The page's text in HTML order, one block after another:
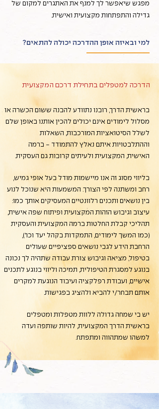
בראשית הדרך, רובנו נתוודע להבנה ששום הכשרה או
מסלול לימודים אינם יכולים להכין אותנו באופן שלם
לשלל הסיטואציות המורכבות, השאלות
וההתלבטויות איתם נאלץ להתמודד - ברמה
האישית, המקצועית ולעיתים קרובות גם העסקית.
בליווי מסוג זה אנו מיישמות מודל בעל אופי גמיש,
רחב ומשתנה לפי הצורך. המשמעות היא שנוכל לנוע
בין נושאים ותכנים רלוונטיים המעסיקים אותך כמו:
עיצוב וגיבוש הזהות המקצועית ופיתוח שפה אישית,
תהליכי קבלת החלטות ברמה המקצועית והעסקית
(כמו המשך לימודים, התמקדות בקהל יעד וכו'),
הרחבת הידע לגבי נושאים ספציפיים שעולים
בטיפול, מציאה וגיבוש צורת עבודה שתהיה לך נכונה
בנוגע למסגרת הטיפולית, תמיכה וליווי בנוגע לתכנים
אישיים, ועבודת רפלקציה ועיבוד הנוגעת למקרים
אותם תבחר/י להביא ולהציג בפגישות.
יש בי שמחה גדולה ללוות מטפלות ומטפלים
בראשית הדרך המקצועית, להיות שותפה ועדה
למשהו שמתהווה ומתפתח.
הדרכה למטפלים בתחילת דרכם המקצועית
מפגש שיאפשר לך למנף את האתגרים למקום של
גדילה והתפתחות מקצועית ואישית.
למי ובאיזה אופן ההדרכה יכולה להתאים?